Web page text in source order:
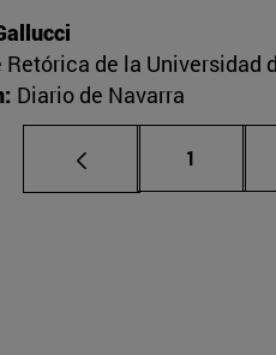
Retórica de la Universidad
Diario de Navarra
Página
1